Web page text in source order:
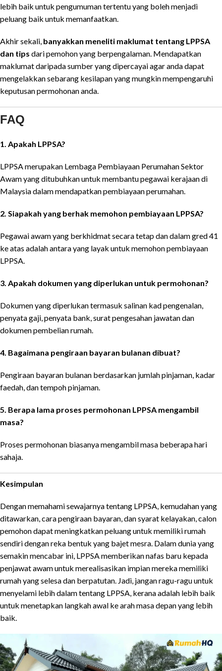
lebih baik untuk pengumuman tertentu yang boleh menjadi
peluang baik untuk memanfaatkan.
Akhir sekali, banyakkan meneliti maklumat tentang LPPSA
dan tips dari pemohon yang berpengalaman. Mendapatkan
maklumat daripada sumber yang dipercayai agar anda dapat
mengelakkan sebarang kesilapan yang mungkin mempengaruhi
keputusan permohonan anda.
FAQ
1. Apakah LPPSA?
LPPSA merupakan Lembaga Pembiayaan Perumahan Sektor
Awam yang ditubuhkan untuk membantu pegawai kerajaan di
Malaysia dalam mendapatkan pembiayaan perumahan.
2. Siapakah yang berhak memohon pembiayaan LPPSA?
Pegawai awam yang berkhidmat secara tetap dan dalam gred 41
ke atas adalah antara yang layak untuk memohon pembiayaan
LPPSA.
3. Apakah dokumen yang diperlukan untuk permohonan?
Dokumen yang diperlukan termasuk salinan kad pengenalan,
penyata gaji, penyata bank, surat pengesahan jawatan dan
dokumen pembelian rumah.
4. Bagaimana pengiraan bayaran bulanan dibuat?
Pengiraan bayaran bulanan berdasarkan jumlah pinjaman, kadar
faedah, dan tempoh pinjaman.
5. Berapa lama proses permohonan LPPSA mengambil
masa?
Proses permohonan biasanya mengambil masa beberapa hari
sahaja.
Kesimpulan
Dengan memahami sewajarnya tentang LPPSA, kemudahan yang
ditawarkan, cara pengiraan bayaran, dan syarat kelayakan, calon
pemohon dapat meningkatkan peluang untuk memiliki rumah
sendiri dengan reka bentuk yang bajet mesra. Dalam dunia yang
semakin mencabar ini, LPPSA memberikan nafas baru kepada
penjawat awam untuk merealisasikan impian mereka memiliki
rumah yang selesa dan berpatutan. Jadi, jangan ragu-ragu untuk
menyelami lebih dalam tentang LPPSA, kerana adalah lebih baik
untuk menetapkan langkah awal ke arah masa depan yang lebih
baik.